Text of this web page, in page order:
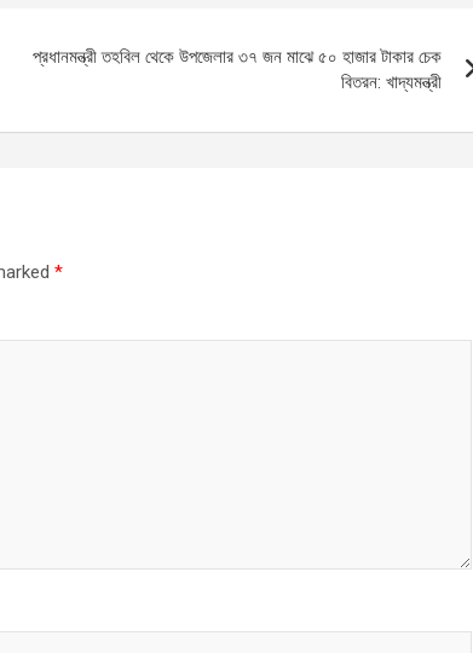
প্রধানমন্ত্রী তহবিল থেকে উপজেলার ৩৭ জন মাঝে ৫০ হাজার টাকার চেক
বিতরন: খাদ্যমন্ত্রী
*